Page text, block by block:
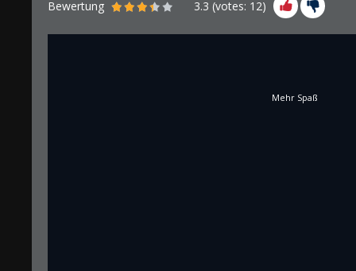
Bewertung 3.3 (votes: 12)
Mehr Spaß